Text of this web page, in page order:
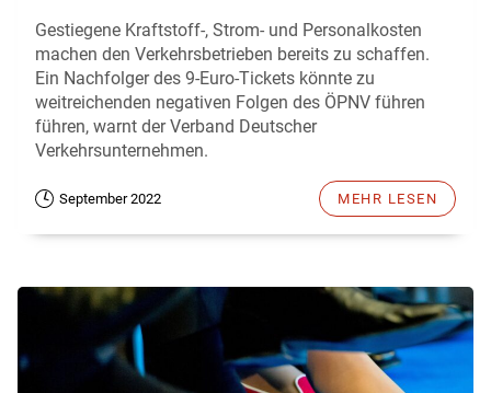
Gestiegene Kraftstoff-, Strom- und Personalkosten
machen den Verkehrsbetrieben bereits zu schaffen.
Ein Nachfolger des 9-Euro-Tickets könnte zu
weitreichenden negativen Folgen des ÖPNV führen
führen, warnt der Verband Deutscher
Verkehrsunternehmen.
September 2022 MEHR LESEN